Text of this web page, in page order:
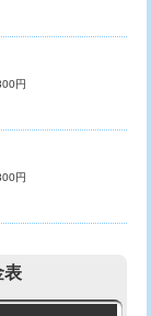
円
円+材料費
円+材料費
円
円
円
表